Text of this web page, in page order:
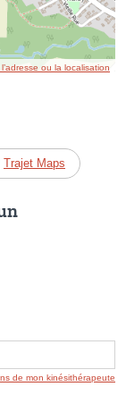
ou la localisation
Trajet Maps
de mon kinésithérapeute